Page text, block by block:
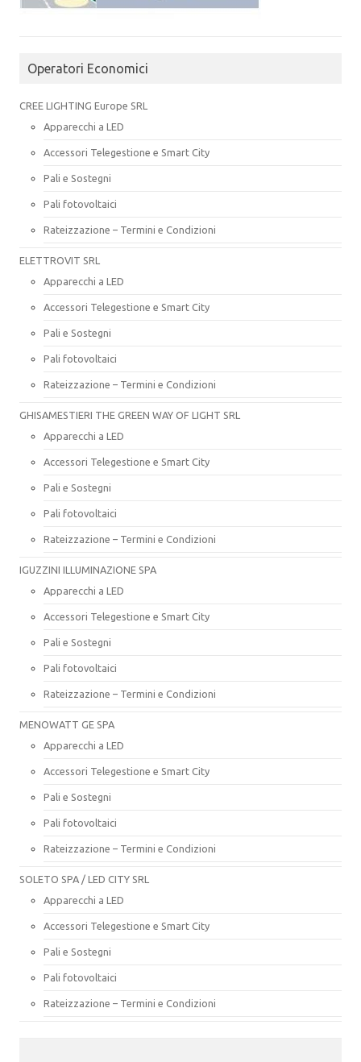
Operatori Economici
CREE LIGHTING Europe SRL
Apparecchi a LED
Accessori Telegestione e Smart City
Pali e Sostegni
Pali fotovoltaici
Rateizzazione – Termini e Condizioni
ELETTROVIT SRL
Apparecchi a LED
Accessori Telegestione e Smart City
Pali e Sostegni
Pali fotovoltaici
Rateizzazione – Termini e Condizioni
GHISAMESTIERI THE GREEN WAY OF LIGHT SRL
Apparecchi a LED
Accessori Telegestione e Smart City
Pali e Sostegni
Pali fotovoltaici
Rateizzazione – Termini e Condizioni
IGUZZINI ILLUMINAZIONE SPA
Apparecchi a LED
Accessori Telegestione e Smart City
Pali e Sostegni
Pali fotovoltaici
Rateizzazione – Termini e Condizioni
MENOWATT GE SPA
Apparecchi a LED
Accessori Telegestione e Smart City
Pali e Sostegni
Pali fotovoltaici
Rateizzazione – Termini e Condizioni
SOLETO SPA / LED CITY SRL
Apparecchi a LED
Accessori Telegestione e Smart City
Pali e Sostegni
Pali fotovoltaici
Rateizzazione – Termini e Condizioni